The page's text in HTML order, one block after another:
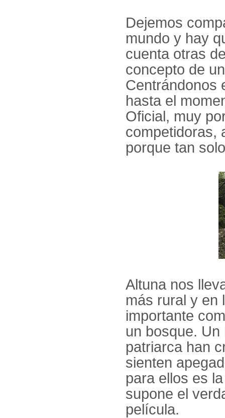
Dejemos
mundo y hay
cuenta otras
concepto de
Centrándonos
hasta el
Oficial, muy
competidoras,
porque tan
Altuna nos
más rural y en
importante
un bosque.
patriarca han
sienten
para ellos es
supone el
película.